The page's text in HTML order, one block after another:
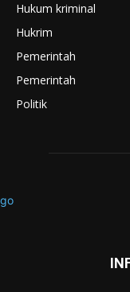
Hukum kriminal
Hukrim
Pemerintah
Pemerintah
Politik